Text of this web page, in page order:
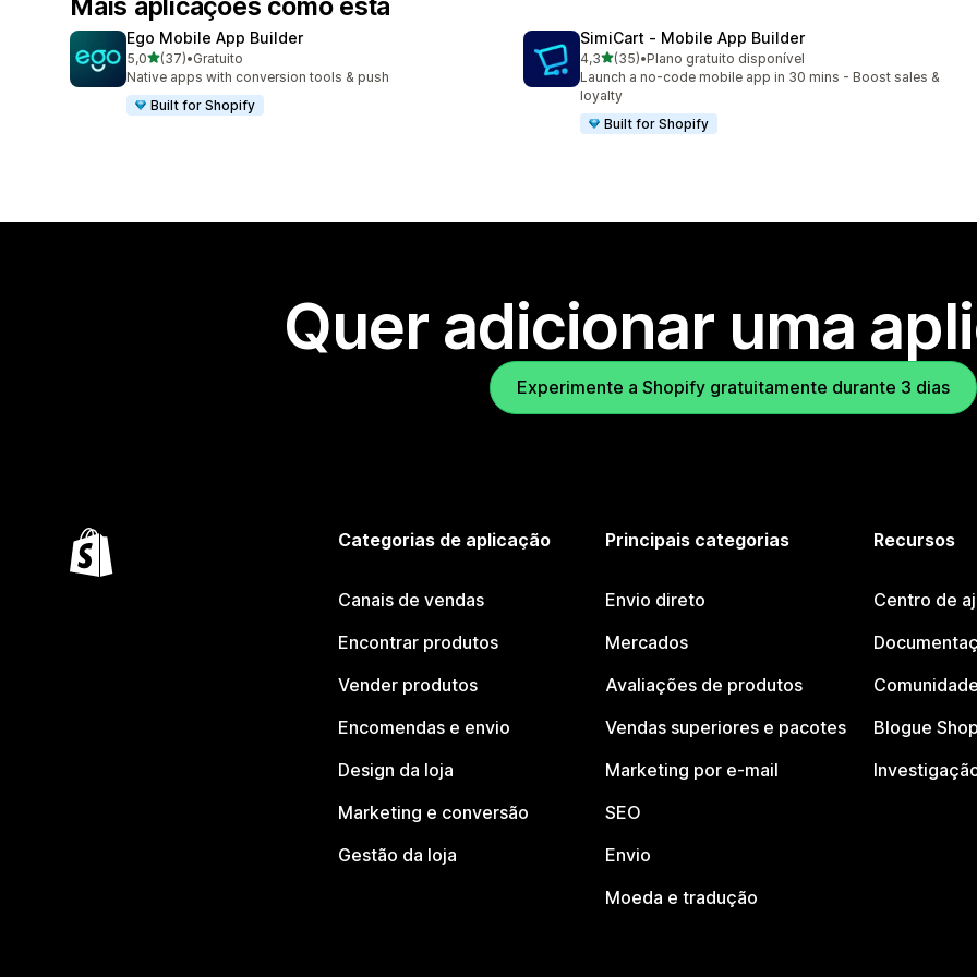
Mais aplicações como esta
Ego Mobile App Builder
5,0de 5 estrelas
(37)
37 total de avaliações
•Gratuito
Native apps with conversion tools & push
Built for Shopify
SimiCart ‑ Mobile App Builder
4,3de 5 estrelas
(35)
35 total de avaliações
•Plano gratuito disponível
Launch a no-code mobile app in 30 mins - Boost sales &
loyalty
Built for Shopify
Quer adicionar uma
Experimente a Shopify gratuitamente durante 3 dias
Categorias de aplicação
Canais de vendas
Encontrar produtos
Vender produtos
Encomendas e envio
Design da loja
Marketing e conversão
Gestão da loja
Principais categorias
Envio direto
Mercados
Avaliações de produtos
Vendas superiores e pacotes
Marketing por e-mail
SEO
Envio
Moeda e tradução
Recursos
Centro de
Blogue